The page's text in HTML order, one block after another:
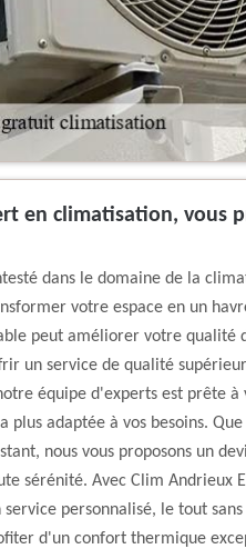
en climatisation, vous
dans le domaine de la
votre espace en un
peut améliorer votre qualité
un service de qualité
équipe d'experts est prête à
plus adaptée à vos besoins.
nous vous proposons un
sérénité. Avec Clim Andrieux
personnalisé, le tout
d'un confort thermique